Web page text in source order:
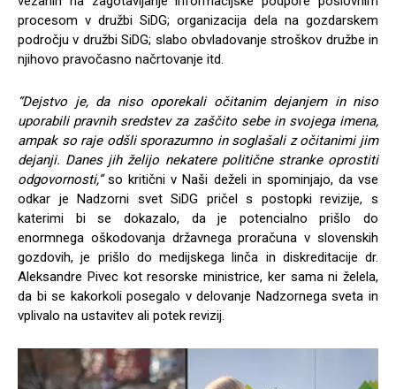
procesom v družbi SiDG; organizacija dela na gozdarskem
področju v družbi SiDG; slabo obvladovanje stroškov družbe in
njihovo pravočasno načrtovanje itd.
“Dejstvo je, da niso oporekali očitanim dejanjem in niso
uporabili pravnih sredstev za zaščito sebe in svojega imena,
ampak so raje odšli sporazumno in soglašali z očitanimi jim
dejanji. Danes jih želijo nekatere politične stranke oprostiti
odgovornosti,”so kritični v Naši deželi in spominjajo, da vse
odkar je Nadzorni svet SiDG pričel s postopki revizije, s
katerimi bi se dokazalo, da je potencialno prišlo do
enormnega oškodovanja državnega proračuna v slovenskih
gozdovih, je prišlo do medijskega linča in diskreditacije dr.
Aleksandre Pivec kot resorske ministrice, ker sama ni želela,
da bi se kakorkoli posegalo v delovanje Nadzornega sveta in
vplivalo na ustavitev ali potek revizij.